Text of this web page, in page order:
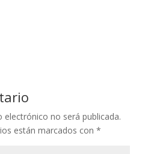
electrónico no será publicada.
están marcados con *